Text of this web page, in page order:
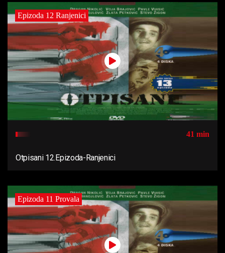
Epizoda 12 Ranjenici
41 min
Otpisani 12.Epizoda-Ranjenici
Epizoda 11 Provala